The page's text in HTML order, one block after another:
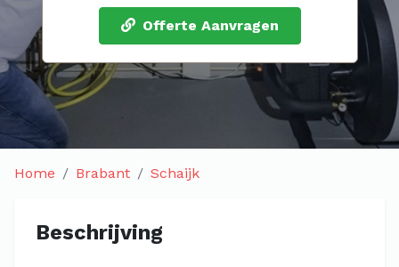
Offerte Aanvragen
Home Brabant Schaijk
Beschrijving